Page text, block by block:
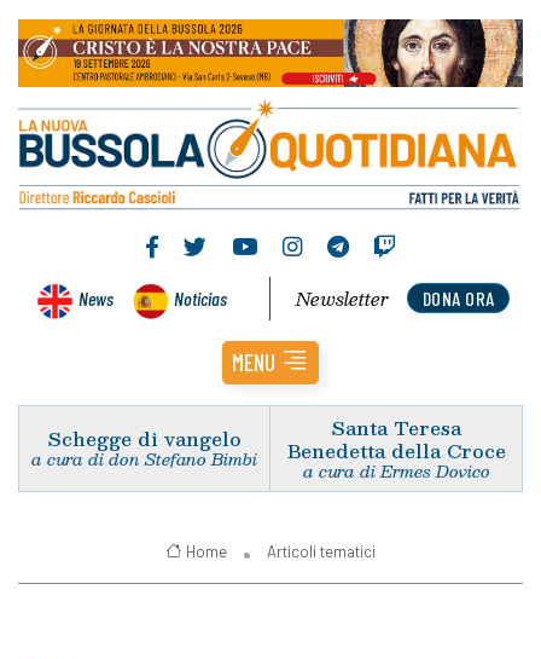
News Noticias DONA ORA
Newsletter
MENU
Schegge di vangelo
a cura di don Stefano Bimbi
Santa Teresa
Benedetta della Croce
a cura di Ermes Dovico
Home Articoli tematici